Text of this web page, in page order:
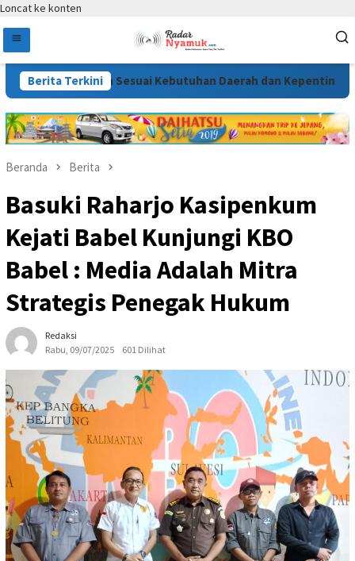
Loncat ke konten
Berita Terkini
Disusun Sesuai Kebutuhan Daerah dan Kepentingan
Beranda Berita
Basuki Raharjo Kasipenkum
Kejati Babel Kunjungi KBO
Babel : Media Adalah Mitra
Strategis Penegak Hukum
Redaksi
Rabu, 09/07/2025
601 Dilihat